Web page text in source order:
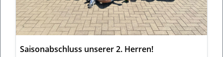
Saisonabschluss unserer 2. Herren!